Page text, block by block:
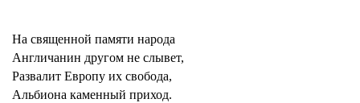
На священной памяти народа
Англичанин другом не слывет,
Развалит Европу их свобода,
Альбиона каменный приход.